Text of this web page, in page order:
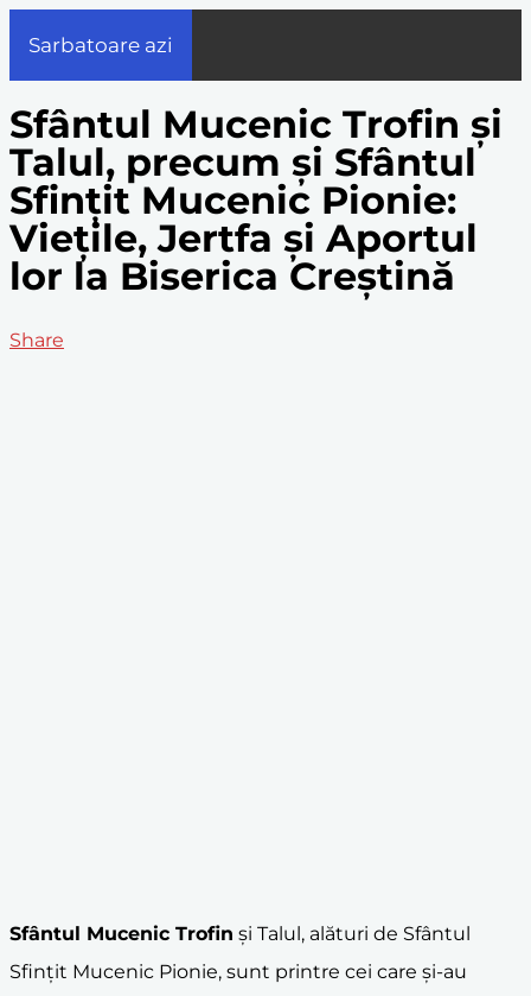
Sarbatoare azi
Sfântul Mucenic Trofin și
Talul, precum și Sfântul
Sfințit Mucenic Pionie:
Viețile, Jertfa și Aportul
lor la Biserica Creștină
Share
Sfântul Mucenic Trofin și Talul, alături de Sfântul
Sfințit Mucenic Pionie, sunt printre cei care și-au